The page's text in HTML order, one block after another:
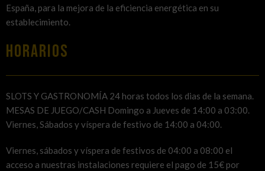
España, para la mejora de la eficiencia energética en su
establecimiento.
HORARIOS
SLOTS Y GASTRONOMÍA 24 horas todos los dias de la semana.
MESAS DE JUEGO/CASH Domingo a Jueves de 14:00 a 03:00.
Viernes, Sábados y víspera de festivo de 14:00 a 04:00.
Viernes, sábados y víspera de festivos de 04:00 a 08:00 el
acceso a nuestras instalaciones requiere el pago de 15€ por